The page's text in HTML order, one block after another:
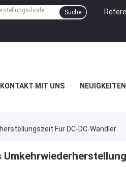
Suche
KONTAKT MIT UNS NEUIGKEITEN
Für DC-DC-Wandler